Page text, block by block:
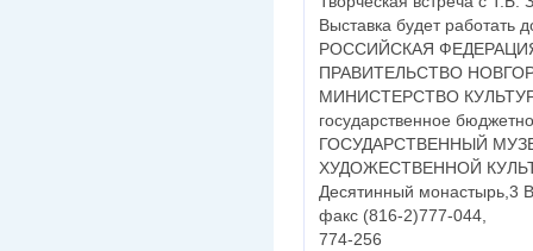
Выставка будет работать
РОССИЙСКАЯ
ПРАВИТЕЛЬСТВО
МИНИСТЕРСТВО
государственное
ГОСУДАРСТВЕННЫЙ
ХУДОЖЕСТВЕННОЙ
Десятинный монастырь,3
факс (816-2)777-044,
774-256